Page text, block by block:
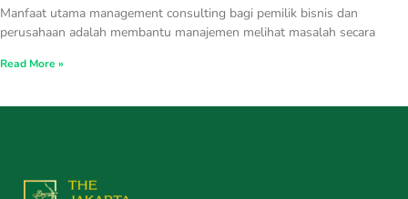
Manfaat utama management consulting bagi pemilik bisnis dan
perusahaan adalah membantu manajemen melihat masalah secara
Read More »